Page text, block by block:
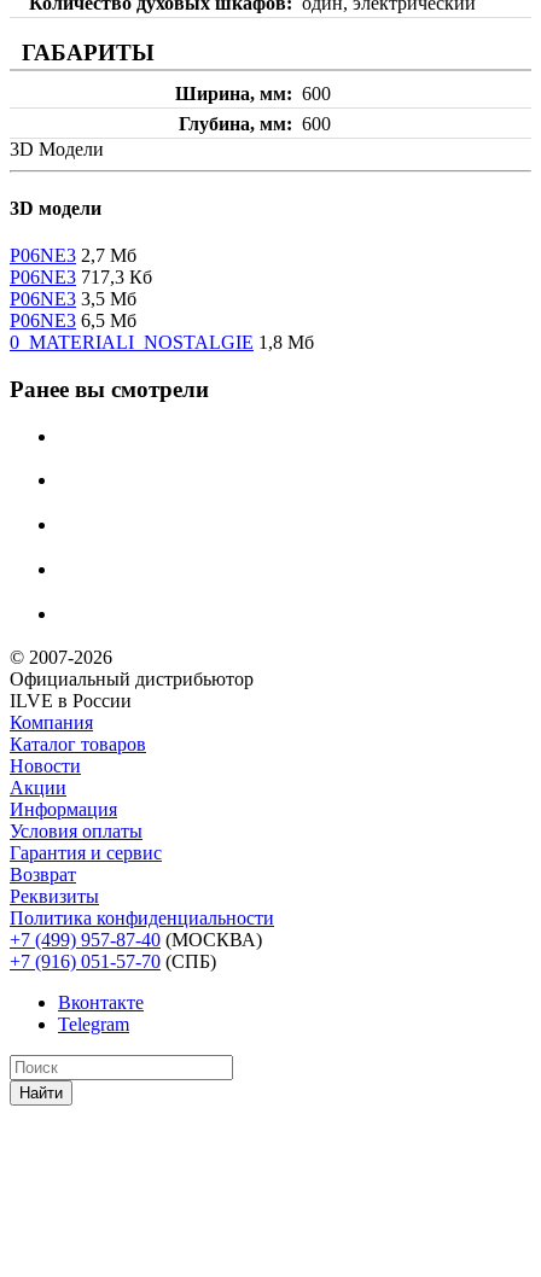
ГАБАРИТЫ
Ширина, мм
600
Глубина, мм
600
3D Модели
3D модели
P06NE3 2,7 Мб
P06NE3 717,3 Кб
P06NE3 3,5 Мб
P06NE3 6,5 Мб
0_MATERIALI_NOSTALGIE 1,8 Мб
Ранее вы смотрели
© 2007-2026
Официальный дистрибьютoр
ILVE в России
Компания
Каталог товаров
Новости
Акции
Информация
Условия оплаты
Гарантия и сервис
Возврат
Реквизиты
Политика конфиденциальности
+7 (499) 957-87-40 (МОСКВА)
+7 (916) 051-57-70 (СПБ)
Вконтакте
Telegram
Найти